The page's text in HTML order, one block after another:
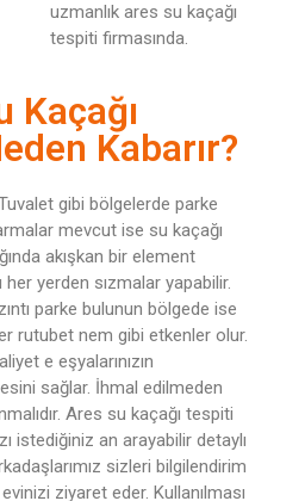
uzmanlık ares su kaçağı
tespiti firmasında.
Kaçağı
Kabarır?
gibi bölgelerde parke
mevcut ise su kaçağı
akışkan bir element
yerden sızmalar yapabilir.
parke bulunun bölgede ise
rutubet nem gibi etkenler olur.
e eşyalarınızın
sağlar. İhmal edilmeden
Ares su kaçağı tespiti
istediğiniz an arayabilir detaylı
sizleri bilgilendirim
ziyaret eder. Kullanılması